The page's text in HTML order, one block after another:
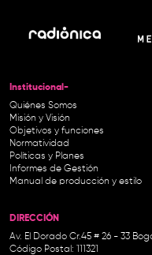
Institucional-
Quiénes Somos
Misión y Visión
Objetivos y funciones
Normatividad
Políticas y Planes
Informes de Gestión
Manual de producción y estilo
DIRECCIÓN
Av. El Dorado Cr.45 # 26 - 33
Código Postal: 111321